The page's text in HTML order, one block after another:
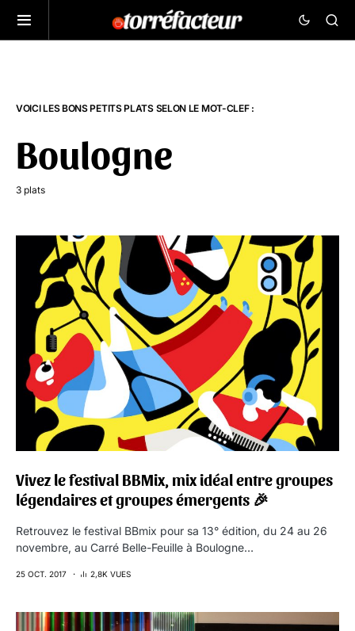
VOICI LES BONS PETITS PLATS SELON LE MOT-CLEF :
Boulogne
3 plats
Vivez le festival BBMix, mix idéal entre groupes
légendaires et groupes émergents 🎉
Retrouvez le festival BBmix pour sa 13° édition, du 24 au 26
novembre, au Carré Belle-Feuille à Boulogne…
25 OCT. 2017 2,8K VUES